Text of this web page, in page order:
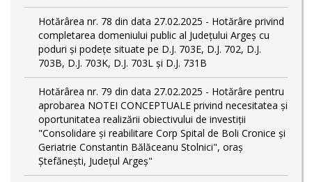
Hotărârea nr. 78 din data 27.02.2025 - Hotărâre privind
completarea domeniului public al Judeţului Argeş cu
poduri și podețe situate pe D.J. 703E, D.J. 702, D.J.
703B, D.J. 703K, D.J. 703L și D.J. 731B
Hotărârea nr. 79 din data 27.02.2025 - Hotărâre pentru
aprobarea NOTEI CONCEPTUALE privind necesitatea și
oportunitatea realizării obiectivului de investiții
"Consolidare și reabilitare Corp Spital de Boli Cronice și
Geriatrie Constantin Bălăceanu Stolnici", oraș
Ștefănești, Județul Argeș"